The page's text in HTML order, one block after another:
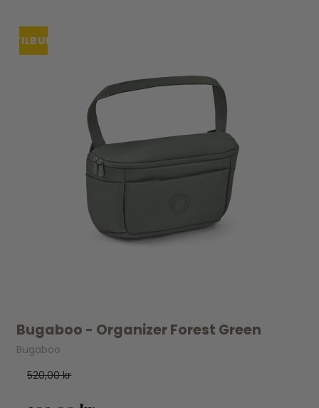
TILBUDUDSOLGT
Bugaboo - Organizer Forest Green
Bugaboo
520,00 kr